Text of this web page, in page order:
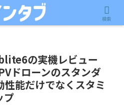
の実機レビュー
ドローンのスタンダ
性能だけでなくスタミ
プ
検索